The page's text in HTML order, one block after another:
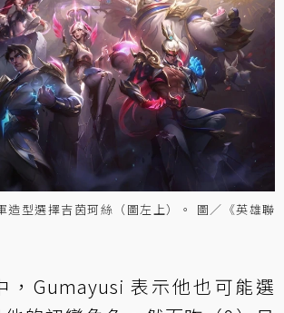
造型選擇吉茵珂絲（圖左上）。 圖／《英雄聯
，Gumayusi 表示他也可能選